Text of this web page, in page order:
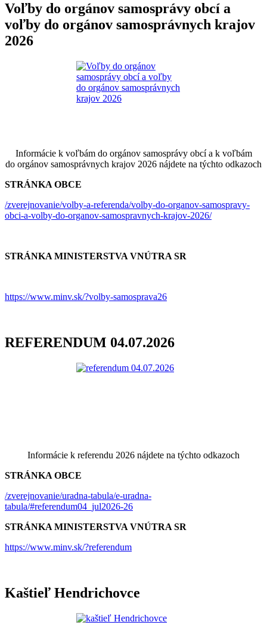
Voľby do orgánov samosprávy obcí a
voľby do orgánov samosprávnych krajov
2026
Informácie k voľbám do orgánov samosprávy obcí a k voľbám
do orgánov samosprávnych krajov 2026 nájdete na týchto odkazoch
STRÁNKA OBCE
/zverejnovanie/volby-a-referenda/volby-do-organov-samospravy-
obci-a-volby-do-organov-samospravnych-krajov-2026/
STRÁNKA MINISTERSTVA VNÚTRA SR
https://www.minv.sk/?volby-samosprava26
REFERENDUM 04.07.2026
Informácie k referendu 2026 nájdete na týchto odkazoch
STRÁNKA OBCE
/zverejnovanie/uradna-tabula/e-uradna-
tabula/#referendum04_jul2026-26
STRÁNKA MINISTERSTVA VNÚTRA SR
https://www.minv.sk/?referendum
Kaštieľ Hendrichovce